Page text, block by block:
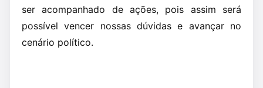
ser acompanhado de ações, pois assim será
possível vencer nossas dúvidas e avançar no
cenário político.